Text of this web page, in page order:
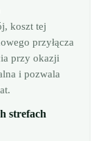
koszt tej
przyłącza
przy okazji
i pozwala
strefach